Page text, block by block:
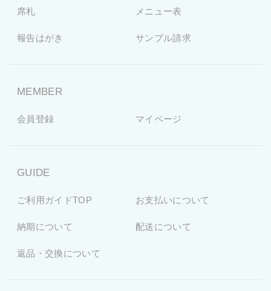
席札 メニュー表
報告はがき サンプル請求
MEMBER
会員登録 マイページ
GUIDE
ご利用ガイドTOP お支払いについて
納期について 配送について
返品・交換について